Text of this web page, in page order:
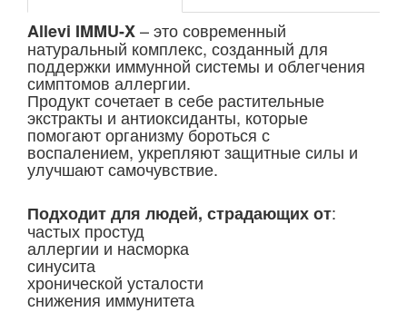
Allevi IMMU-X– это современный
натуральный комплекс, созданный для
поддержки иммунной системы и облегчения
симптомов аллергии.
Продукт сочетает в себе растительные
экстракты и антиоксиданты, которые
помогают организму бороться с
воспалением, укрепляют защитные силы и
улучшают самочувствие.
Подходит для людей, страдающих от:
частых простуд
аллергии и насморка
синусита
хронической усталости
снижения иммунитета